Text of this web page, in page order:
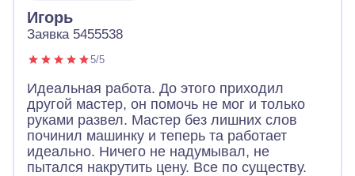
Игорь
Заявка 5455538
5/5
Идеальная работа. До этого приходил
другой мастер, он помочь не мог и только
руками развел. Мастер без лишних слов
починил машинку и теперь та работает
идеально. Ничего не надумывал, не
пытался накрутить цену. Все по существу.